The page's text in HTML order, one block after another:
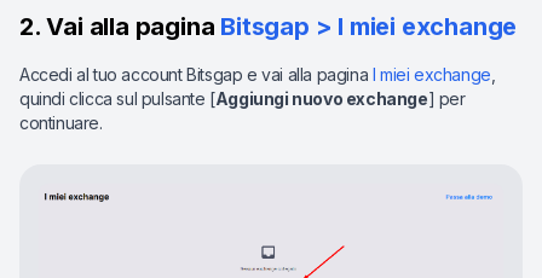
2. Vai alla pagina Bitsgap > I miei exchange
Accedi al tuo account Bitsgap e vai alla pagina I miei exchange
quindi clicca sul pulsante [Aggiungi nuovo exchange] per
continuare.